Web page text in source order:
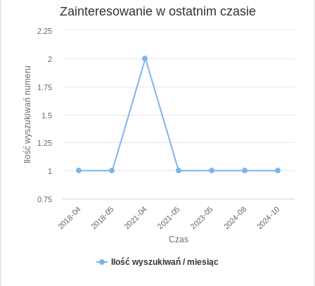
Czas
Ilość wyszukiwań numeru
Zainteresowanie w ostatnim czasie
Ilość wyszukiwań / miesiąc
2018-04 2018-05 2021-04 2021-05 2023-05 2024-08 2024-10
0.75
1
1.25
1.5
1.75
2
2.25